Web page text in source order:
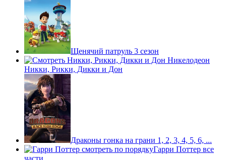
Щенячий патруль 3 сезон
Никки, Рикки, Дикки и Дон
Драконы гонка на грани 1, 2, 3, 4, 5, 6, ...
Гарри Поттер все